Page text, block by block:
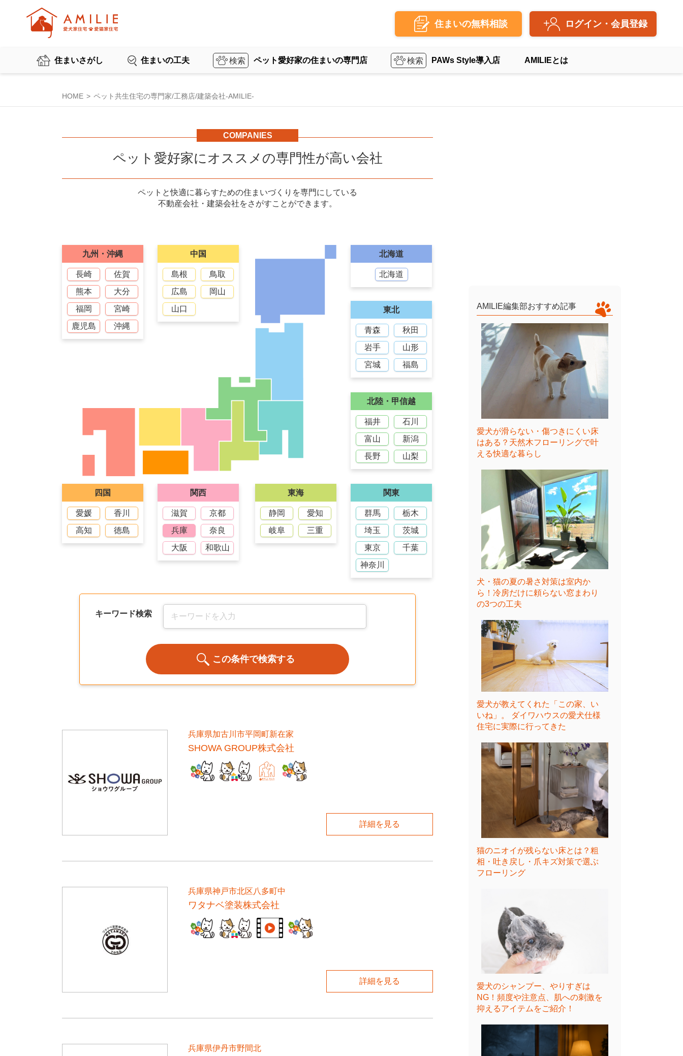
住まいの無料相談 ログイン・会員登録
住まいさがし 住まいの工夫 ペット愛好家の住まいの専門店 PAWs Style導入店 AMILIEとは
HOME ペット共生住宅の専門家/工務店/建築会社-AMILIE-
COMPANIES
ペット愛好家にオススメの専門性が高い会社
ペットと快適に暮らすための住まいづくりを専門にしている
不動産会社・建築会社をさがすことができます。
北海道
北海道
東北
青森
秋田
岩手
山形
宮城
福島
関東
群馬
栃木
埼玉
茨城
東京
千葉
神奈川
東海
静岡
愛知
岐阜
三重
北陸・甲信越
福井
石川
富山
新潟
長野
山梨
関西
滋賀
京都
兵庫
奈良
大阪
和歌山
中国
島根
鳥取
広島
岡山
山口
四国
愛媛
香川
高知
徳島
九州・沖縄
長崎
佐賀
熊本
大分
福岡
宮崎
鹿児島
沖縄
キーワード検索
兵庫県加古川市平岡町新在家
SHOWA GROUP株式会社
詳細を見る
兵庫県神戸市北区八多町中
ワタナベ塗装株式会社
詳細を見る
兵庫県伊丹市野間北
AMILIE編集部おすすめ記事
愛犬が滑らない・傷つきにくい床
はある？天然木フローリングで叶
える快適な暮らし
犬・猫の夏の暑さ対策は室内か
ら！冷房だけに頼らない窓まわり
の3つの工夫
愛犬が教えてくれた「この家、い
いね」。 ダイワハウスの愛犬仕様
住宅に実際に行ってきた
猫のニオイが残らない床とは？粗
相・吐き戻し・爪キズ対策で選ぶ
フローリング
愛犬のシャンプー、やりすぎは
NG！頻度や注意点、肌への刺激を
抑えるアイテムをご紹介！